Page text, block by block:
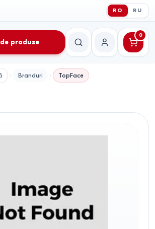
RO RU
produse
CăutareContul meu
0
Branduri TopFace